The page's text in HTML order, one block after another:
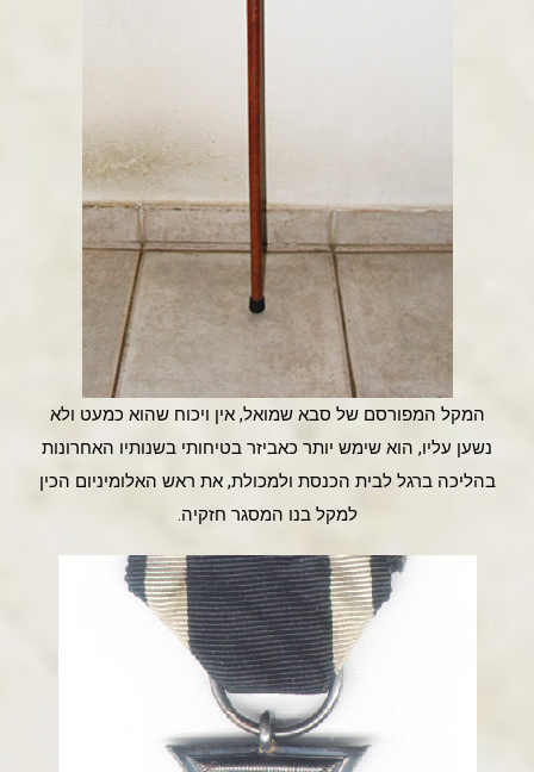
המקל המפורסם של סבא שמואל, אין ויכוח שהוא כמעט ולא
נשען עליו, הוא שימש יותר כאביזר בטיחותי בשנותיו האחרונות
בהליכה ברגל לבית הכנסת ולמכולת, את ראש האלומיניום הכין
למקל בנו המסגר חזקיה.